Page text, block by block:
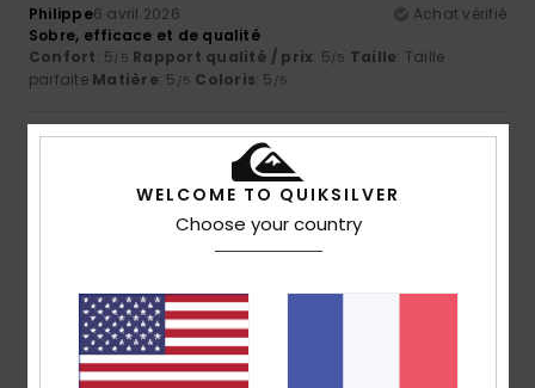
Philippe6 avril 2026
Achat vérifié
Sobre, efficace et de qualité
Confort: 5/5 Rapport qualité / prix: 5/5 Taille: Taille
parfaite Matière: 5 /5 Coloris: 5 /5
5/5
Afficher original - English
Rapport qualité / prix: 4/5 Taille
Coloris: 5/5
Je recommande ce produit
WELCOME TO QUIKSILVER
Choose your country